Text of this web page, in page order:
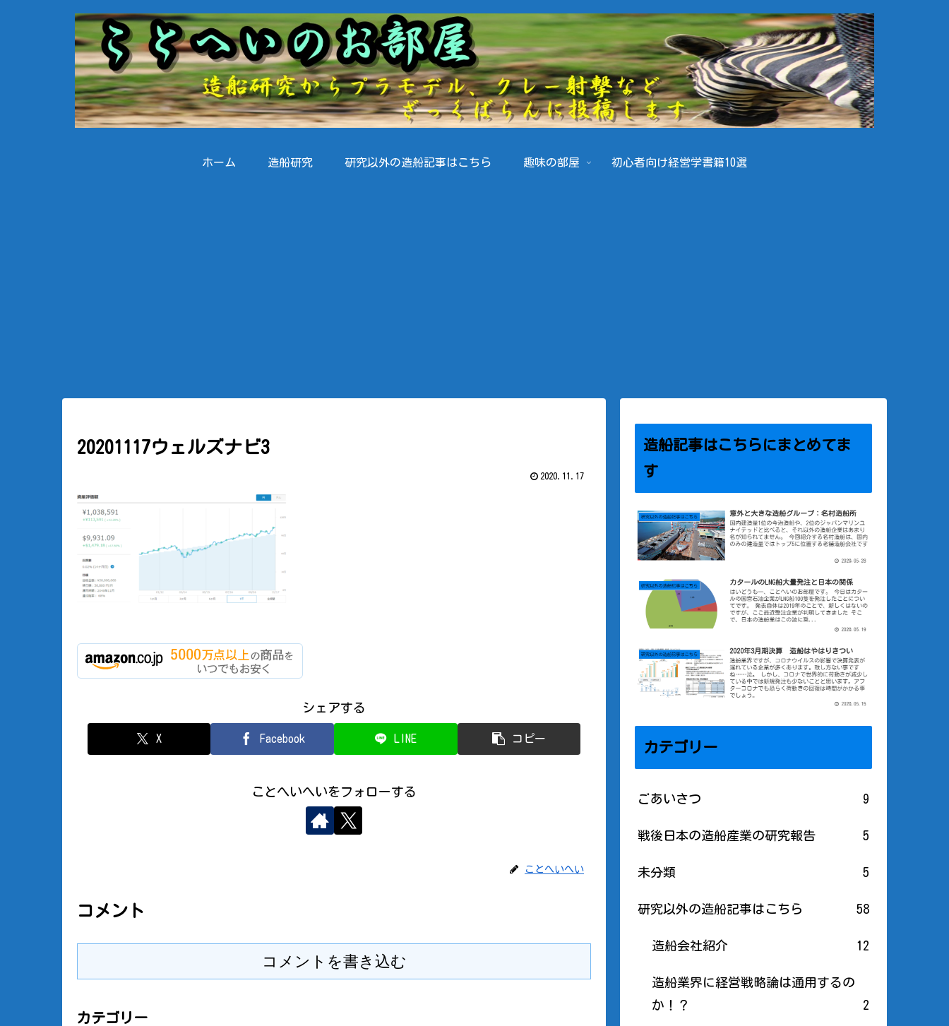
ホーム 造船研究 研究以外の造船記事はこちら 趣味の部屋 初心者向け経営学書籍10選
20201117ウェルズナビ3
2020.11.17
シェアする
X Facebook LINE コピー
ことへいへいをフォローする
ことへいへい
コメント
コメントを書き込む
カテゴリー
造船記事はこちらにまとめてま
す
カテゴリー
ごあいさつ 9
戦後日本の造船産業の研究報告 5
未分類 5
研究以外の造船記事はこちら 58
造船会社紹介 12
造船業界に経営戦略論は通用するの
か！？
2